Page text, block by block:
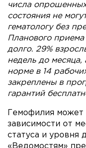
числа
состояния не
гематологу без
Планового
долго. 29%
недель до месяца,
норме в 14
закреплены в
гарантий
Гемофилия может
зависимости от
статуса и уровня
«Ведомостям»